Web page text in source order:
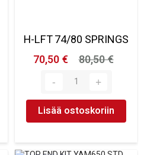
H-LFT 74/80 SPRINGS
70,50 €
80,50 €
Lisää ostoskoriin